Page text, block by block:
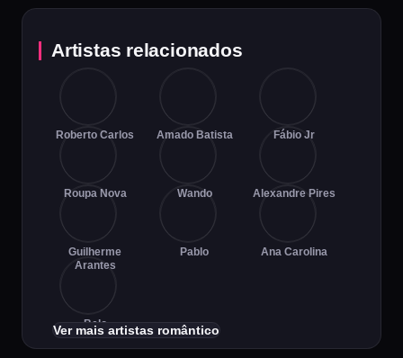
Artistas relacionados
Roberto Carlos Amado Batista Fábio Jr
Roupa Nova Wando Alexandre Pires
Guilherme
Arantes
Pablo Ana Carolina
Belo
Ver mais artistas romântico